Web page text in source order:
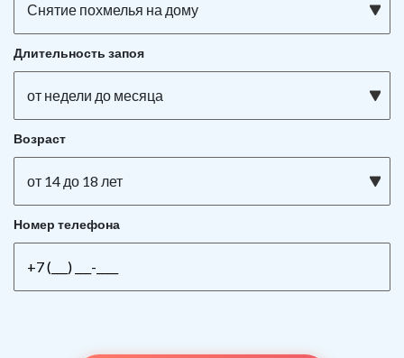
Снятие похмелья на дому
Длительность запоя
от недели до месяца
Возраст
от 14 до 18 лет
Номер телефона